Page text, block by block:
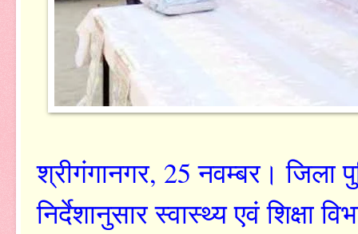
श्रीगंगानगर, 25 नवम्बर। जिला
निर्देशानुसार स्वास्थ्य एवं